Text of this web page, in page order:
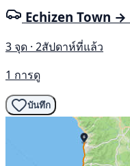
Echizen Town
3 จุด · 2สัปดาห์ที่แล้ว
1 การดู
บันทึก